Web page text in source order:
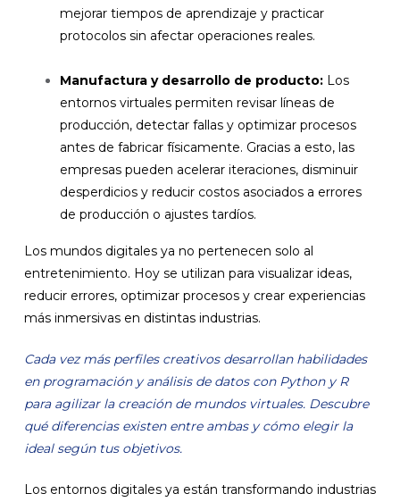
mejorar tiempos de aprendizaje y practicar
protocolos sin afectar operaciones reales.
Manufactura y desarrollo de producto: Los
entornos virtuales permiten revisar líneas de
producción, detectar fallas y optimizar procesos
antes de fabricar físicamente. Gracias a esto, las
empresas pueden acelerar iteraciones, disminuir
desperdicios y reducir costos asociados a errores
de producción o ajustes tardíos.
Los mundos digitales ya no pertenecen solo al
entretenimiento. Hoy se utilizan para visualizar ideas,
reducir errores, optimizar procesos y crear experiencias
más inmersivas en distintas industrias.
Cada vez más perfiles creativos desarrollan habilidades
en programación y análisis de datos con Python y R
para agilizar la creación de mundos virtuales. Descubre
qué diferencias existen entre ambas y cómo elegir la
ideal según tus objetivos.
Los entornos digitales ya están transformando industrias